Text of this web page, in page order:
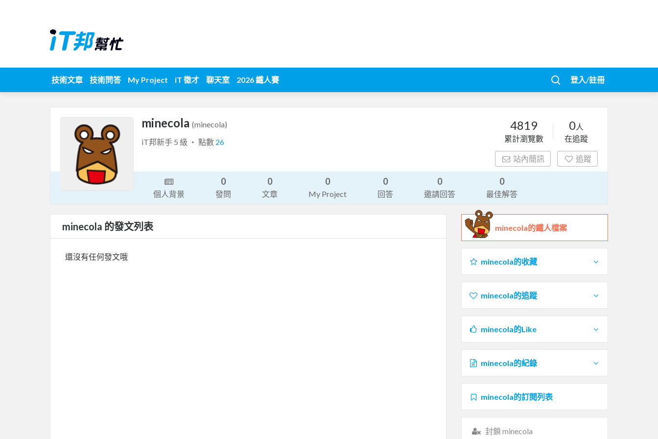
技術文章 技術問答 My Project iT 徵才 聊天室 2026 鐵人賽 登入/註冊
minecola (minecola)
iT邦新手 5 級 ‧ 點數 26
4819
累計瀏覽數
0人
在追蹤
站內簡訊 追蹤
個人背景
0
發問
0
文章
0
My Project
0
回答
0
邀請回答
0
最佳解答
minecola 的發文列表
還沒有任何發文哦
minecola的鐵人檔案
minecola的收藏
minecola的追蹤
minecola的Like
minecola的紀錄
minecola的訂閱列表
封鎖 minecola